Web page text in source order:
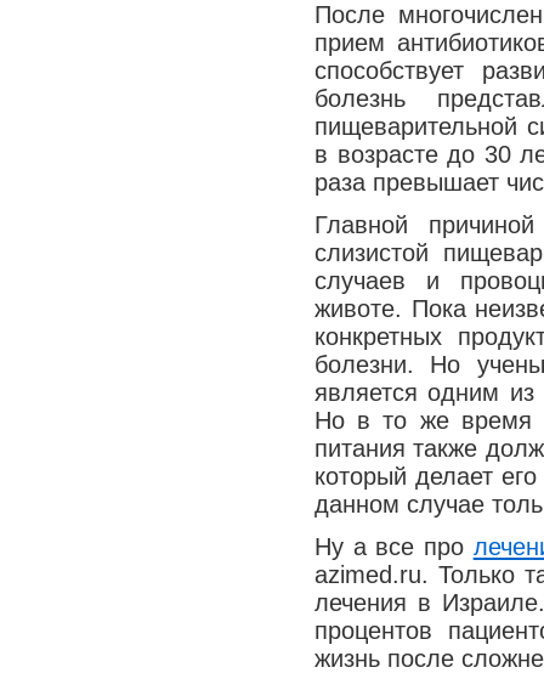
После
прием
способствует
болезнь
пищеварительной
в возрасте до 30
раза превышает
Главной
слизистой
случаев и
животе. Пока
конкретных
болезни. Но
является одним
Но в то же время
питания также
который делает
данном случае
Ну а все про
azimed.ru. Только
лечения в
процентов
жизнь после